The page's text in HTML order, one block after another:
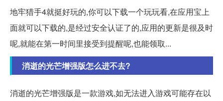
地牢猎手4就挺好玩的,你可以下载一个玩玩看,在应用宝上
面就可以下载的,是经过安全认证了的,应用的更新是很及时
呢,就能在第一时间里接受到提醒呢,也能领取...
消逝的光芒增强版怎么进不去?
消逝的光芒增强版是一款游戏,如无法进入游戏可能存在以